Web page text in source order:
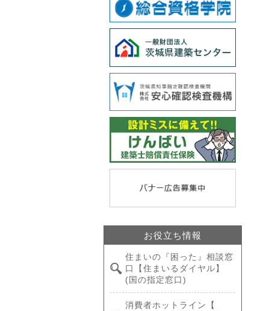
お役立ち情報
住まいの『困った』相談窓
口【住まいるダイヤル】
(国の指定窓口)
消費者ホットライン【